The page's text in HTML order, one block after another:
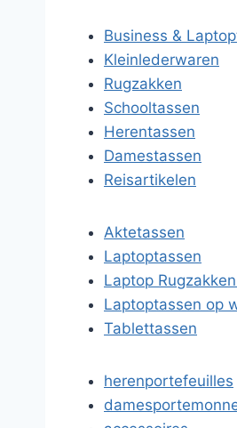
Business &
Kleinlederwaren
Rugzakken
Schooltassen
Herentassen
Damestassen
Reisartikelen
Aktetassen
Laptoptassen
Laptop
Laptoptassen op
Tablettassen
herenportefeuilles